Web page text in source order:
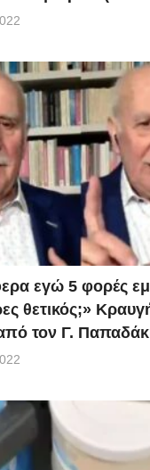
εγώ 5 φορές
θετικός;»
τον Γ.